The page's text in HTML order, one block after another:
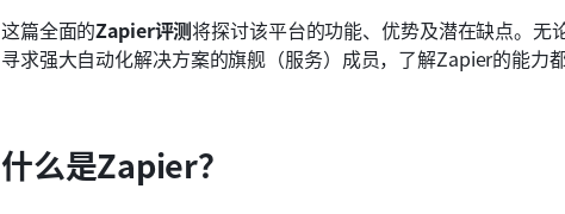
这篇全面的Zapier评测将探讨该平台的功能、优势及潜在缺点。无
寻求强大自动化解决方案的旗舰（服务）成员，了解Zapier的能力
什么是Zapier？